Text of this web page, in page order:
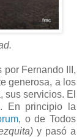
por Fernando III,
generosa, a los
sus servicios. El
En principio la
, o de Todos
y pasó a